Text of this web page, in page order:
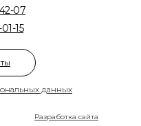
данных
15
07
Разработка сайта